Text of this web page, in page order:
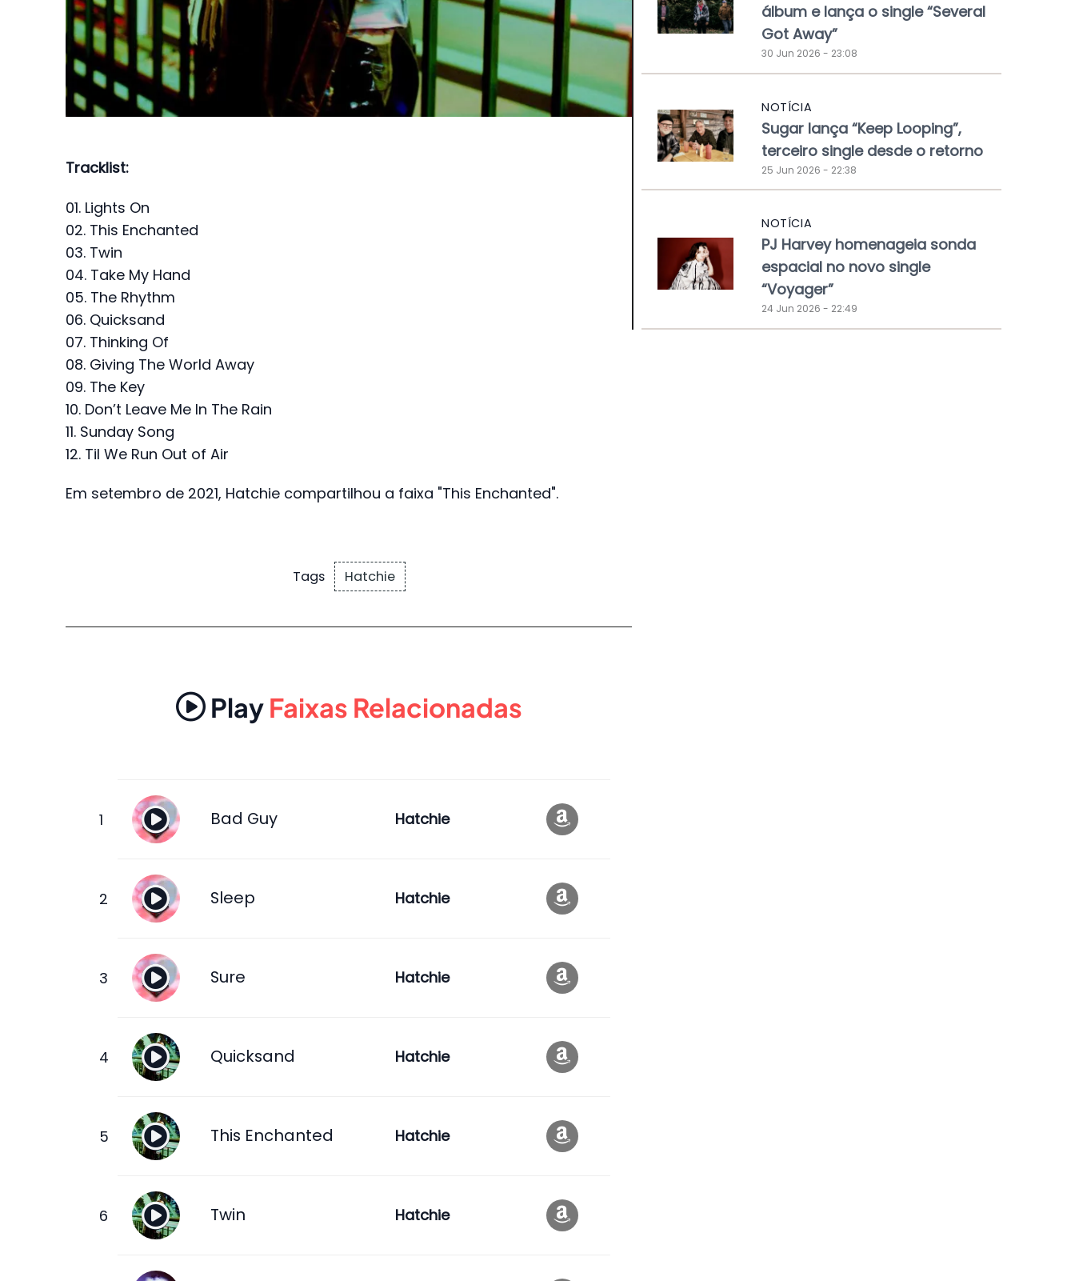
Tracklist:
01. Lights On
02. This Enchanted
03. Twin
04. Take My Hand
05. The Rhythm
06. Quicksand
07. Thinking Of
08. Giving The World Away
09. The Key
10. Don’t Leave Me In The Rain
11. Sunday Song
12. Til We Run Out of Air
Em setembro de 2021, Hatchie compartilhou a faixa "This Enchanted".
Tags Hatchie
PlayFaixas Relacionadas
Bad Guy Hatchie
Sleep Hatchie
Sure Hatchie
Quicksand Hatchie
This Enchanted Hatchie
Twin Hatchie
álbum e lança o single “Several
Got Away”
30 Jun 2026 - 23:08
NOTÍCIA
Sugar lança “Keep Looping”,
terceiro single desde o retorno
25 Jun 2026 - 22:38
NOTÍCIA
PJ Harvey homenageia sonda
espacial no novo single
“Voyager”
24 Jun 2026 - 22:49